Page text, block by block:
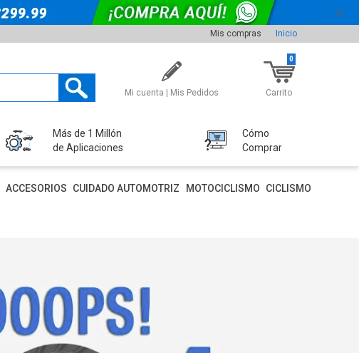
Mis compras Inicio
Mi cuenta | Mis Pedidos Carrito
0
Más de 1 Millón
de Aplicaciones
Cómo
Comprar
ACCESORIOS CUIDADO AUTOMOTRIZ MOTOCICLISMO CICLISMO